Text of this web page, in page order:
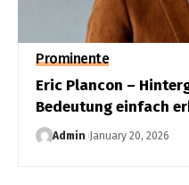
Prominente
Eric Plancon –
Bedeutung einfach
Admin January 20, 2026